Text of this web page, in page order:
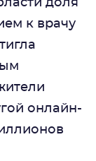
доля
к врачу
онлайн-